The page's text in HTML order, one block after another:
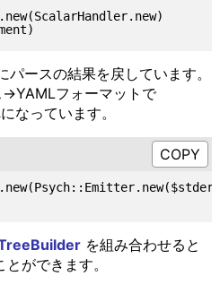
パースの結果を戻しています。
フォーマットで
なっています。
を組み合わせると
ができます。